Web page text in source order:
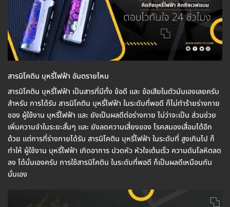
สารนิโคติน บุหรี่ไฟฟ้า อันตรายไหม
สารนิโคติน บุหรี่ไฟฟ้า เป็นสารที่มีทั้ง ข้อดี และ ข้อเสียในตัวมันเองเลยครับ
สำหรับ การได้รับ สารนิโคติน บุหรี่ไฟฟ้า ในระดับที่พอดี ก็ไม่ทำร้ายร่างกาย
ของ ผู้ใช้งาน บุหรี่ไฟฟ้า และ ยังเป็นผลดีต่อร่างกาย ไม่ว่าจะเป็น ส่วนช่วย
เพิ่มความจำในระยะสั้นๆ และ ยังลดความเสี่ยงของ โรคสมองเสื่อมได้อีก
ด้วย แต่การที่ร่างกายได้รับ สารนิโคติน บุหรี่ไฟฟ้า ในระดับที่ สูงเกินไป ก็
ทำให้ ผู้ใช้งาน บุหรี่ไฟฟ้า เกิดอาการ ปวดหัว หัวใจเต้นเร็ว ความดันโลหิตลด
ลง ได้นั่นเองครับ การใช้สารนิโคติน ในระดับที่พอดี ก็เป็นผลดีเหมือนกัน
นั่นเอง